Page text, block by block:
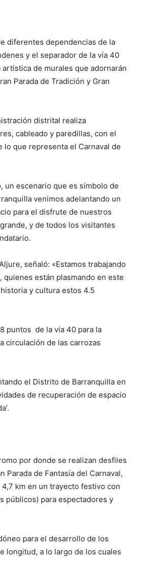
diferentes dependencias de la
y el separador de la vía 40
de murales que adornarán
Parada de Tradición y Gran
distrital realiza
cableado y paredillas, con el
que representa el Carnaval de
un escenario que es símbolo de
venimos adelantando un
para el disfrute de nuestros
y de todos los visitantes
señaló: «Estamos trabajando
están plasmando en este
y cultura estos 4.5
puntos de la vía 40 para la
circulación de las carrozas
el Distrito de Barranquilla en
de recuperación de espacio
por donde se realizan desfiles
Parada de Fantasía del Carnaval,
km en un trayecto festivo con
públicos) para espectadores y
para el desarrollo de los
longitud, a lo largo de los cuales